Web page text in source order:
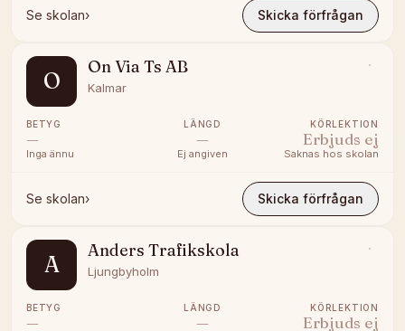
Se skolan› Skicka förfrågan
O
On Via Ts AB
Kalmar
BETYG
—
Inga ännu
LÄNGD
—
Ej angiven
KÖRLEKTION
Erbjuds ej
Saknas hos skolan
Se skolan› Skicka förfrågan
A
Anders Trafikskola
Ljungbyholm
BETYG
—
LÄNGD
—
KÖRLEKTION
Erbjuds ej